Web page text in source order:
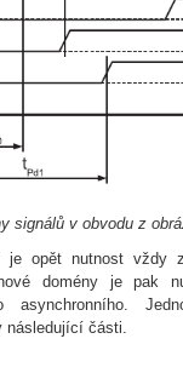
signálů v obvodu z
je opět nutnost vždy
domény je pak
asynchronního.
následující části.